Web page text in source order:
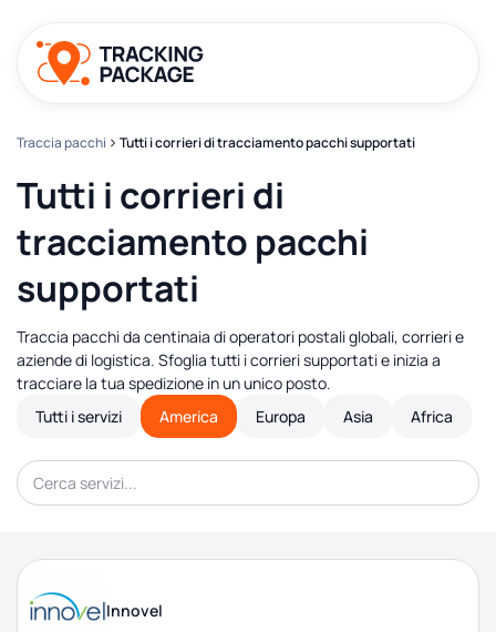
Traccia pacchi Tutti i corrieri di tracciamento pacchi supportati
Tutti i corrieri di
tracciamento pacchi
supportati
Traccia pacchi da centinaia di operatori postali globali, corrieri e
aziende di logistica. Sfoglia tutti i corrieri supportati e inizia a
tracciare la tua spedizione in un unico posto.
Tutti i servizi
America Europa Asia Africa
Innovel